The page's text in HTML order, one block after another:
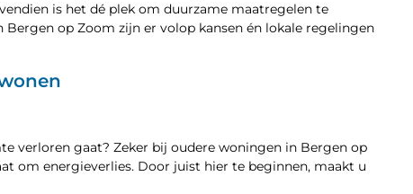
is het dé plek om duurzame maatregelen te
Bergen op Zoom zijn er volop kansen én lokale regelingen
verloren gaat? Zeker bij oudere woningen in Bergen op
om energieverlies. Door juist hier te beginnen, maakt u